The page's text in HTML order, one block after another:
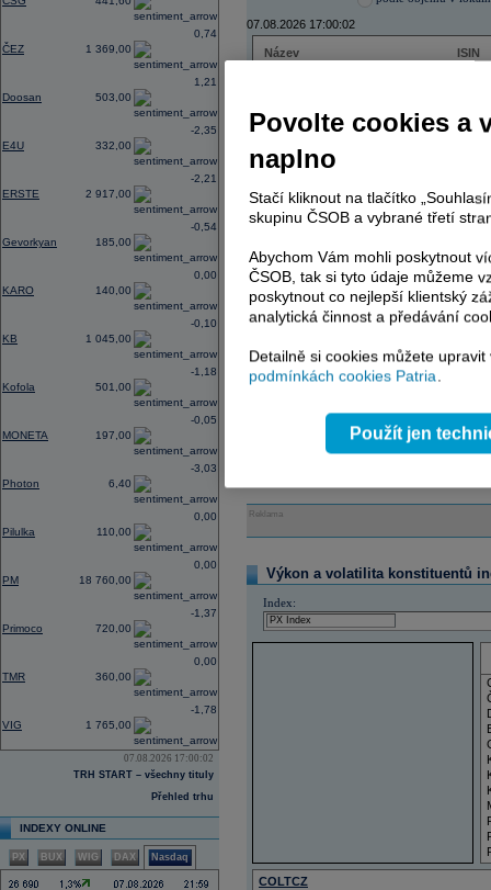
ČEZ 1 369,00
0,74
Doosan 503,00
1,21
E4U 332,00
-2,35
ERSTE 2 917,00
-2,21
Gevorkyan 185,00
-0,54
KARO 140,00
0,00
KB 1 045,00
-0,10
Kofola 501,00
-1,18
MONETA 197,00
-0,05
Photon 6,40
-3,03
Pilulka 110,00
0,00
PM 18 760,00
0,00
Primoco 720,00
-1,37
TMR 360,00
0,00
VIG 1 765,00
-1,78
07.08.2026 17:00:02
TRH START – všechny tituly
Přehled trhu
INDEXY ONLINE
PX BUX WIG DAX Nasdaq
07.08.2026 17:00:02
Název
ISIN
ERSTE BANK
TMR
AD index - vývoj
Region
Reklama
Výkon a volatilita konstituentů
Index:
COLTCZ
Povolte cookies a
naplno
Stačí kliknout na tlačítko
skupinu ČSOB a vybrané třetí
Abychom Vám mohli poskytnout
ČSOB, tak si tyto údaje můžeme
poskytnout co nejlepší klientský
analytická činnost a předávání
Detailně si cookies můžete
podmínkách cookies Patria.
Použít jen